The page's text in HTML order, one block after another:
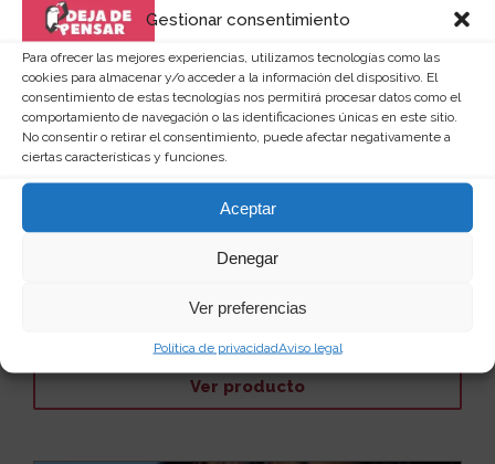
Gestionar consentimiento
Para ofrecer las mejores experiencias, utilizamos tecnologías como las
cookies para almacenar y/o acceder a la información del dispositivo. El
consentimiento de estas tecnologías nos permitirá procesar datos como el
comportamiento de navegación o las identificaciones únicas en este sitio.
No consentir o retirar el consentimiento, puede afectar negativamente a
ciertas características y funciones.
Aceptar
Denegar
Ver preferencias
Política de privacidadAviso legal
Gafas de sol con visera incorporada
Estas son las gafas perfectas, para todos aquellos
Ver producto